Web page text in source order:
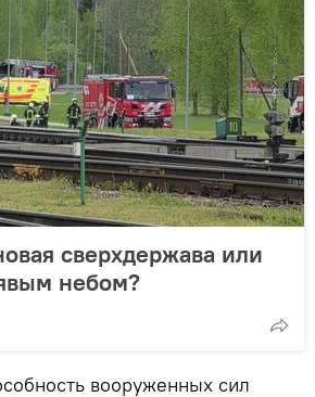
сверхдержава или
небом?
вооруженных сил